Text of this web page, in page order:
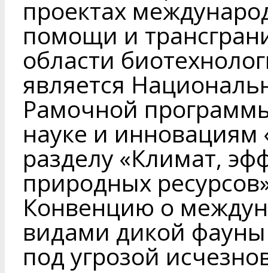
проектах
помощи и
области
является
Рамочной
науке и
разделу «Климат,
природных
Конвенцию о
видами дикой
под угрозой